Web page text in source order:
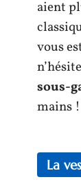
aient
vous
sous-
mains !
La